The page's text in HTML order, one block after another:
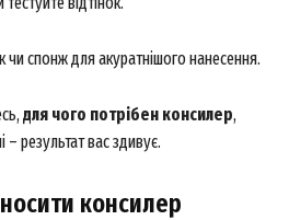
чи спонж для акуратнішого нанесення.
для чого потрібен консилер,
– результат вас здивує.
консилер